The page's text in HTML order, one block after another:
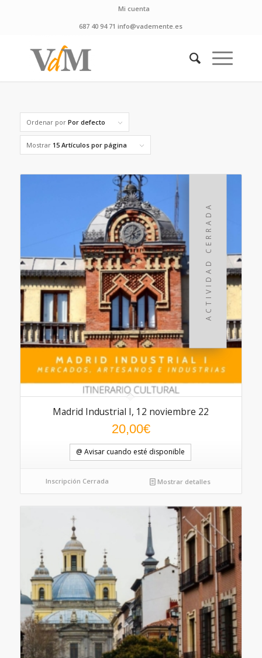
Mi cuenta
687 40 94 71 info@vademente.es
Ordenar por Por defecto
Mostrar 15 Artículos por página
5.00
Madrid Industrial I, 12 noviembre 22
20,00€
@ Avisar cuando esté disponible
Inscripción Cerrada Mostrar detalles